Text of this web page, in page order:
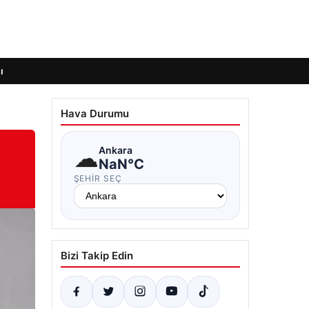
Hava Durumu
☁Ankara
NaN°C
ŞEHIR SEÇ
Bizi Takip Edin